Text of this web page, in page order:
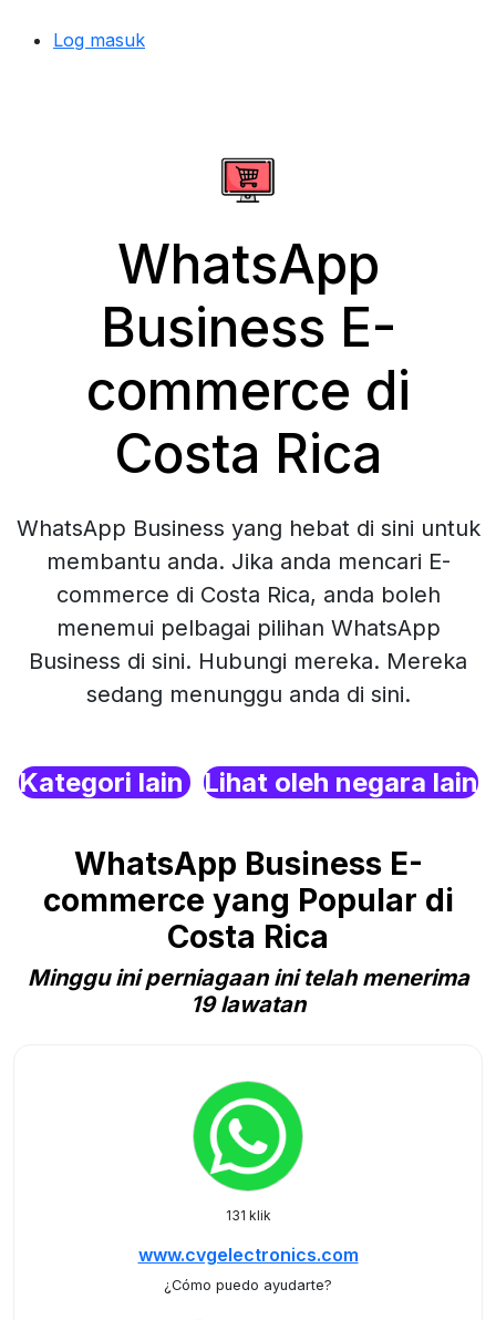
Log masuk
WhatsApp
Business E-
commerce di
Costa Rica
WhatsApp Business yang hebat di sini untuk
membantu anda. Jika anda mencari E-
commerce di Costa Rica, anda boleh
menemui pelbagai pilihan WhatsApp
Business di sini. Hubungi mereka. Mereka
sedang menunggu anda di sini.
Kategori lain Lihat oleh negara lain
WhatsApp Business E-
commerce yang Popular di
Costa Rica
Minggu ini perniagaan ini telah menerima
19 lawatan
131 klik
www.cvgelectronics.com
¿Cómo puedo ayudarte?